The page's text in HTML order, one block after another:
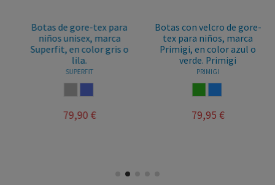
Botas de gore-tex para
niños unisex, marca
Superfit, en color gris o
lila.
SUPERFIT
79,90 €
Botas con velcro de gore-
tex para niños, marca
Primigi, en color azul o
verde. Primigi
PRIMIGI
79,95 €